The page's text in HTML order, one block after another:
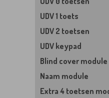
UDV 1 toets
UDV 2 toetsen
UDV keypad
Blind cover module
Naam module
Extra 4 toetsen